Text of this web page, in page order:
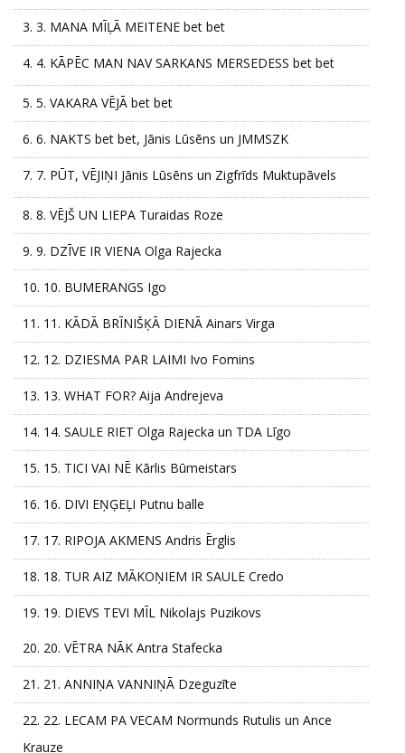
3. 3. MANA MĪĻĀ MEITENE bet bet
4. 4. KĀPĒC MAN NAV SARKANS MERSEDESS bet bet
5. 5. VAKARA VĒJĀ bet bet
6. 6. NAKTS bet bet, Jānis Lūsēns un JMMSZK
7. 7. PŪT, VĒJIŅI Jānis Lūsēns un Zigfrīds Muktupāvels
8. 8. VĒJŠ UN LIEPA Turaidas Roze
9. 9. DZĪVE IR VIENA Olga Rajecka
10. 10. BUMERANGS Igo
11. 11. KĀDĀ BRĪNIŠĶĀ DIENĀ Ainars Virga
12. 12. DZIESMA PAR LAIMI Ivo Fomins
13. 13. WHAT FOR? Aija Andrejeva
14. 14. SAULE RIET Olga Rajecka un TDA Līgo
15. 15. TICI VAI NĒ Kārlis Būmeistars
16. 16. DIVI EŅĢEĻI Putnu balle
17. 17. RIPOJA AKMENS Andris Ērglis
18. 18. TUR AIZ MĀKOŅIEM IR SAULE Credo
19. 19. DIEVS TEVI MĪL Nikolajs Puzikovs
20. 20. VĒTRA NĀK Antra Stafecka
21. 21. ANNIŅA VANNIŅĀ Dzeguzīte
22. 22. LECAM PA VECAM Normunds Rutulis un Ance
Krauze